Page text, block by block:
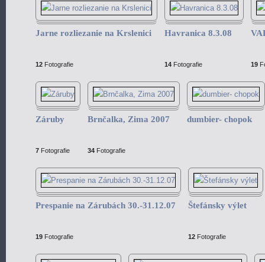
Jarne rozliezanie na Krslenici
12 Fotografie
Havranica 8.3.08
14 Fotografie 19
Záruby
7 Fotografie
Brnčalka, Zima 2007
34 Fotografie
dumbier- chopok
Prespanie na Zárubách 30.-31.12.07
19 Fotografie
Štefánsky výlet
12 Fotografie